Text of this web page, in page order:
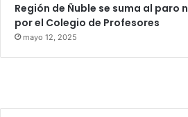
Región de Ñuble se suma al
por el Colegio de Profesores
mayo 12, 2025